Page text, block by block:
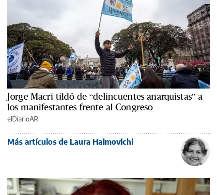
Jorge Macri tildó de “delincuentes anarquistas” a
los manifestantes frente al Congreso
elDiarioAR
Más artículos de Laura Haimovichi